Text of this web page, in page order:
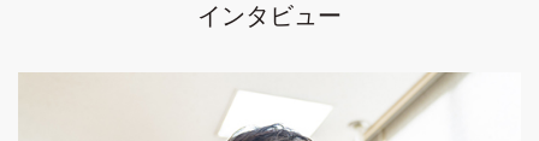
インタビュー